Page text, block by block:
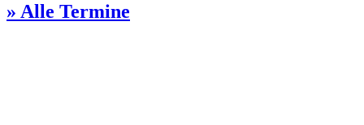
» Alle Termine